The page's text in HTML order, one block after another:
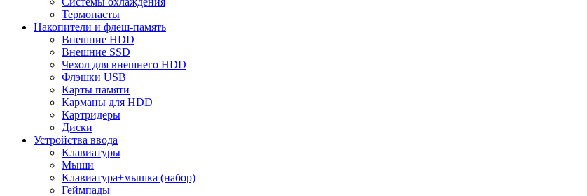
Термопасты
Накопители и флеш-память
Внешние HDD
Внешние SSD
Чехол для внешнего HDD
Флэшки USB
Карты памяти
Карманы для HDD
Картридеры
Диски
Устройства ввода
Клавиатуры
Мыши
Клавиатура+мышка (набор)
Геймпады